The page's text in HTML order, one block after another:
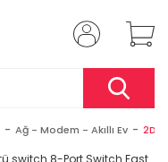
Ağ - Modem - Akıllı Ev